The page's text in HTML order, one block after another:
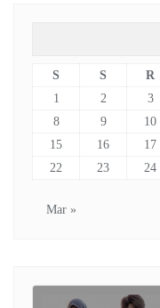
S S R
1
2 3
8
9 10
15
16 17
22
23 24
Mar »